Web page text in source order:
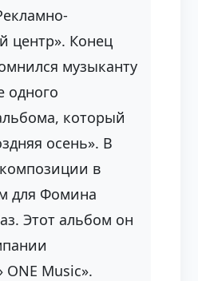
центр». Конец
музыканту
одного
который
осень». В
в
для Фомина
Этот альбом он
ONE Music».